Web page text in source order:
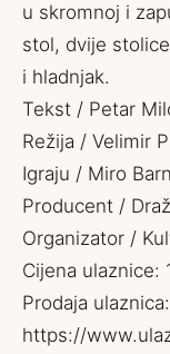
u skromnoj i
stol, dvije
i hladnjak.
Tekst / Petar
Režija / Velimir
Igraju / Miro
Producent /
Organizator /
Cijena ulaznice:
Prodaja ulaznica:
https://